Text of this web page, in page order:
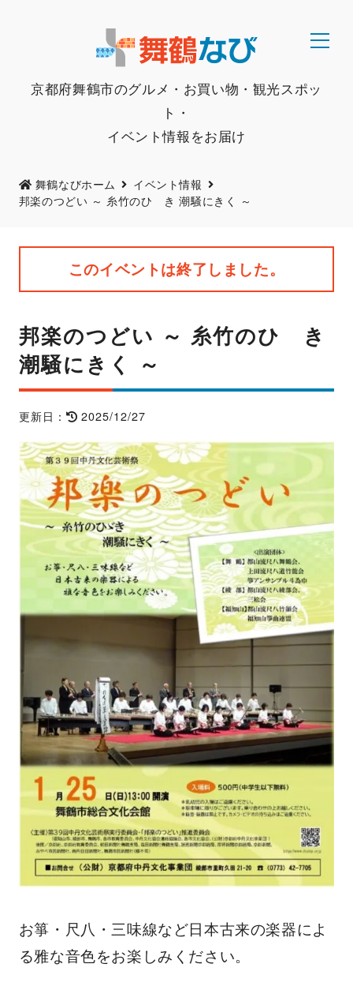
京都府舞鶴市のグルメ・お買い物・観光スポッ
ト・
イベント情報をお届け
舞鶴なびホーム
イベント情報
邦楽のつどい ～ 糸竹のひゞき 潮騒にきく ～
このイベントは終了しました。
邦楽のつどい ～ 糸竹のひゞき
潮騒にきく ～
更新日： 2025/12/27
お箏・尺八・三味線など日本古来の楽器によ
る雅な音色をお楽しみください。